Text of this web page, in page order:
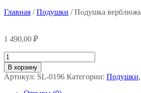
Главная /Подушки / Подушка
1 490,00 ₽
Количество
товара
Подушка
верблюжья
шерсть
В корзину
Артикул: SL-0196 Категории: Подушки,